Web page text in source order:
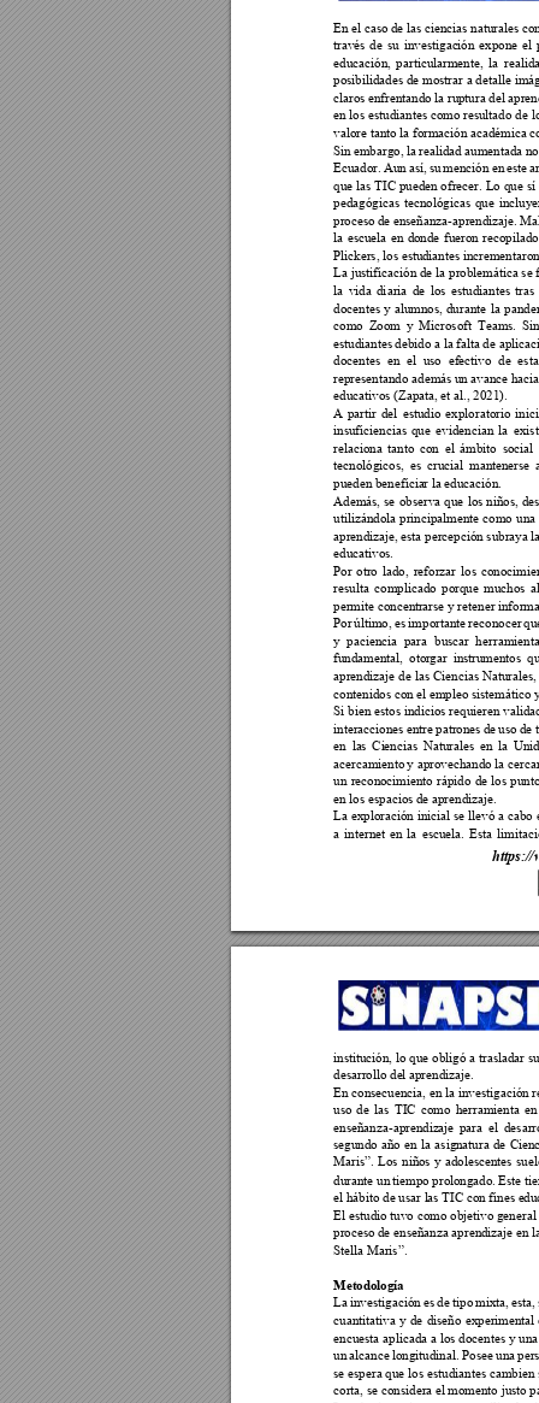
https://
En el caso de las ciencias naturales co
través de su investigación expone el
educación, particularmente, la
posibilidades de mostrar a detalle
claros enfrentando la ruptura del
en los estudiantes como resultado de
valore tanto la formación académica
Sin embargo, la realidad aumentada
Ecuador. Aun así, su mención en este
que las TIC pueden ofrecer. Lo que
pedagógicas tecnológicas que
proceso de enseñanza-aprendizaje.
la escuela en donde fueron
Plickers, los estudiantes increm
La justificación de la problemática se
la vida diaria de los estudiantes tras
docentes y alumnos, durante la
como Zoom y Microsoft Teams.
estudiantes debido a la falta de
docentes en el uso efectivo de
representando además un avance
educativos (Zapata, et al., 2021).
A partir del estudio exploratorio
insuficiencias que evidencian la
relaciona tanto con el ámbito social
tecnológicos, es crucial mantenerse
pueden beneficiar la educación.
Además, se observa que los niños,
utilizándola principalmente como una
aprendizaje, esta percepción subraya
educativos.
Por otro lado, reforzar los
resulta complicado porque muchos
permite concentrarse y retener
Por último, es importante reconocer
y paciencia para buscar her
fundamental, otorgar instrumentos
aprendizaje de las Ciencias Naturales,
contenidos con el empleo sistemático
Si bien estos indicios requieren
interacciones entre patrones de uso de
en las Ciencias Naturales en la
acercamiento y aprovechando la
un reconocimiento rápido de los
en los espacios de aprendizaje.
La exploración inicial se llevó a cabo
a internet en la escuela. Esta
institución, lo que obligó a trasladar
desarrollo del aprendizaje.
En consecuencia, en la
uso de las TIC como herramienta
enseñanza-aprendizaje para el
segundo año en la asignatura de C
Maris”. Los niños y adolescentes
durante un tiempo prolongado. Este
el hábito de usar las TIC con fines e
El estudio tuvo como objetivo
proceso de enseñanza aprendizaje en
Stella Maris”.
Metodología
La investigación esde tipo mixta, esta,
cuantitativa y de diseño experimental
encuesta aplicada a los docentes y
un alcance longitudinal. Posee una
se espera que los estudiantes
corta, se considera el momento justo